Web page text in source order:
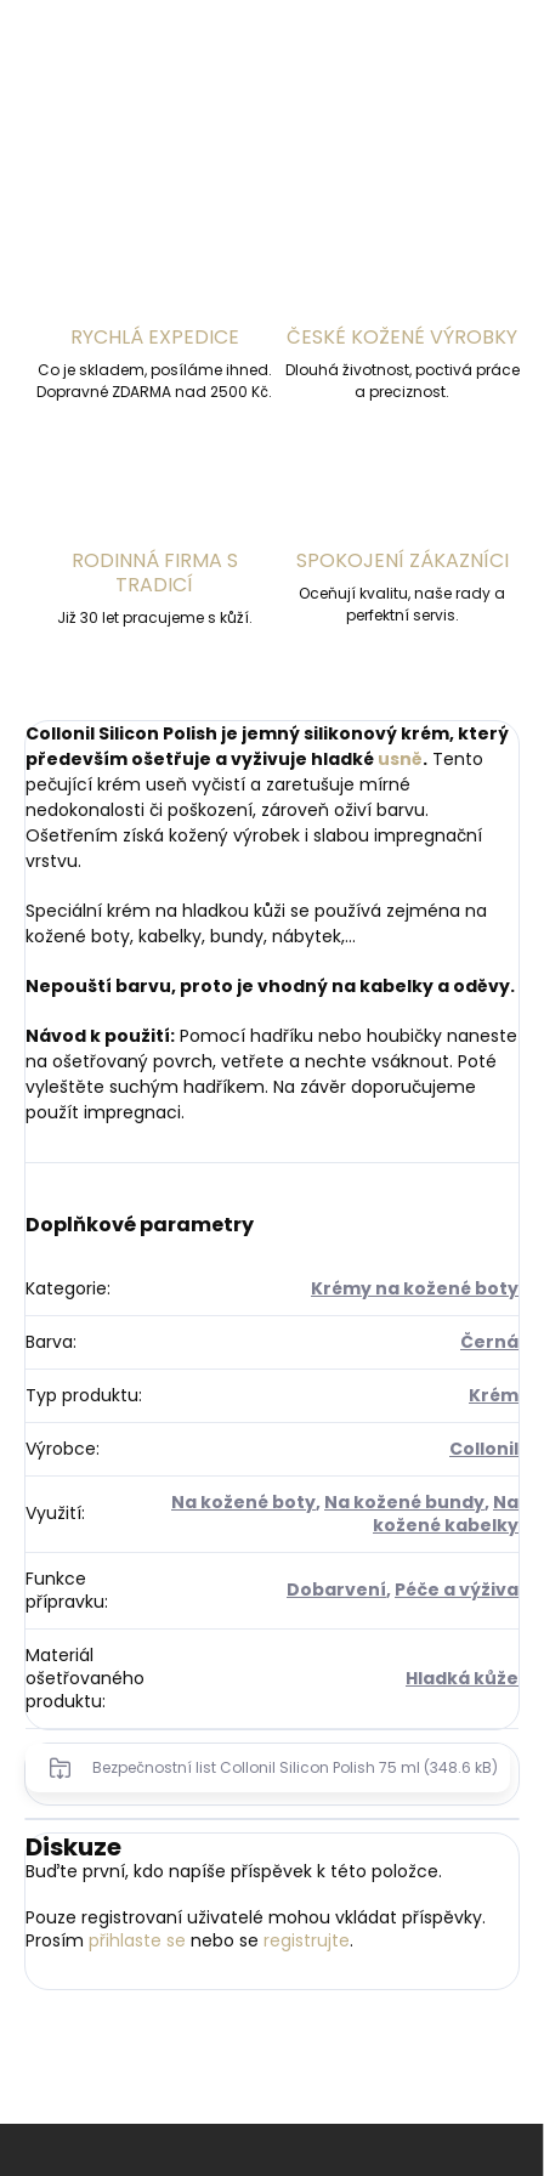
RYCHLÁ EXPEDICE
Co je skladem, posíláme ihned.
Dopravné ZDARMA nad 2500 Kč.
ČESKÉ KOŽENÉ VÝROBKY
Dlouhá životnost, poctivá práce
a preciznost.
RODINNÁ FIRMA S
TRADICÍ
Již 30 let pracujeme s kůží.
SPOKOJENÍ ZÁKAZNÍCI
Oceňují kvalitu, naše rady a
perfektní servis.
Collonil Silicon Polish je jemný silikonový krém, který
především ošetřuje a vyživuje hladké usně. Tento
pečující krém useň vyčistí a zaretušuje mírné
nedokonalosti či poškození, zároveň oživí barvu.
Ošetřením získá kožený výrobek i slabou impregnační
vrstvu.
Speciální krém na hladkou kůži se používá zejména na
kožené boty, kabelky, bundy, nábytek,...
Nepouští barvu, proto je vhodný na kabelky a oděvy.
Návod k použití: Pomocí hadříku nebo houbičky naneste
na ošetřovaný povrch, vetřete a nechte vsáknout. Poté
vyleštěte suchým hadříkem. Na závěr doporučujeme
použít impregnaci.
Doplňkové parametry
Kategorie: Krémy na kožené boty
Barva: Černá
Typ produktu: Krém
Výrobce: Collonil
Využití: Na kožené boty, Na kožené bundy, Na
kožené kabelky
Funkce
přípravku: Dobarvení, Péče a výživa
Materiál
ošetřovaného
produktu:
Hladká kůže
Bezpečnostní list Collonil Silicon Polish 75 ml (348.6 kB)
Diskuze
Buďte první, kdo napíše příspěvek k této položce.
Pouze registrovaní uživatelé mohou vkládat příspěvky.
Prosím přihlaste se nebo se registrujte.